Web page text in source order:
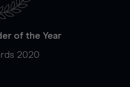
of the Year
2020